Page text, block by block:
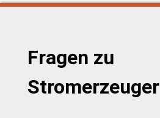
Fragen zu
Stromerzeuger